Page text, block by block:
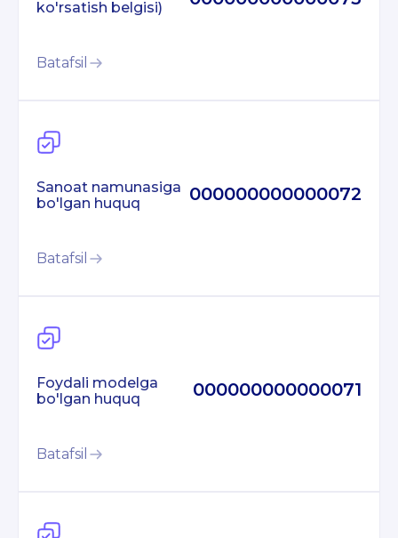
ko'rsatish belgisi)
Batafsil
Sanoat namunasiga
bo'lgan huquq
000000000000072
Batafsil
Foydali modelga
bo'lgan huquq
000000000000071
Batafsil